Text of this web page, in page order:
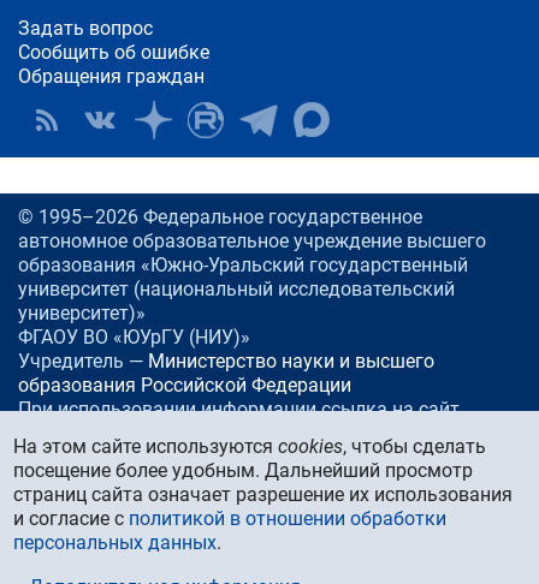
Задать вопрос
Сообщить об ошибке
Обращения граждан
© 1995–2026 Федеральное государственное
автономное образовательное учреждение высшего
образования «Южно-Уральский государственный
университет (национальный исследовательский
университет)»
ФГАОУ ВО «ЮУрГУ (НИУ)»
Учредитель — Министерство науки и высшего
образования Российской Федерации
При использовании информации ссылка на сайт
Россия, 454080Челябинск, проспект Ленина, 76
Тел./факс:+7 (351) 267-99-00
E-mail:info@susu.ru
Управление маркетинга, брендинга и стратегических
коммуникаций:
press@susu.ru
На этом сайте используютсяcookies, чтобы сделать
посещение более удобным. Дальнейший просмотр
страниц сайта означает разрешение их использования
и согласие с политикой в отношении обработки
персональных данных.